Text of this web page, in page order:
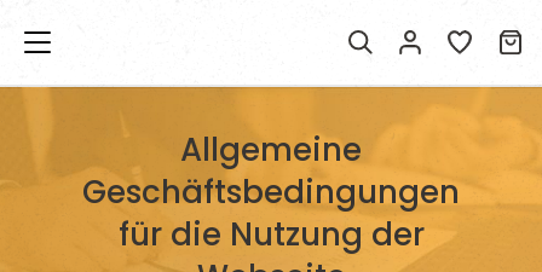
Allgemeine
Geschäftsbedingungen
für die Nutzung der